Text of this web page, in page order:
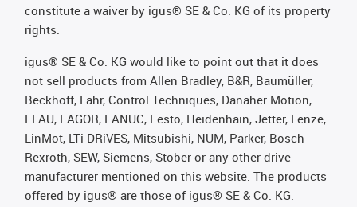
constitute a waiver by igus® SE & Co. KG of its property
rights.
igus® SE & Co. KG would like to point out that it does
not sell products from Allen Bradley, B&R, Baumüller,
Beckhoff, Lahr, Control Techniques, Danaher Motion,
ELAU, FAGOR, FANUC, Festo, Heidenhain, Jetter, Lenze,
LinMot, LTi DRiVES, Mitsubishi, NUM, Parker, Bosch
Rexroth, SEW, Siemens, Stöber or any other drive
manufacturer mentioned on this website. The products
offered by igus® are those of igus® SE & Co. KG.